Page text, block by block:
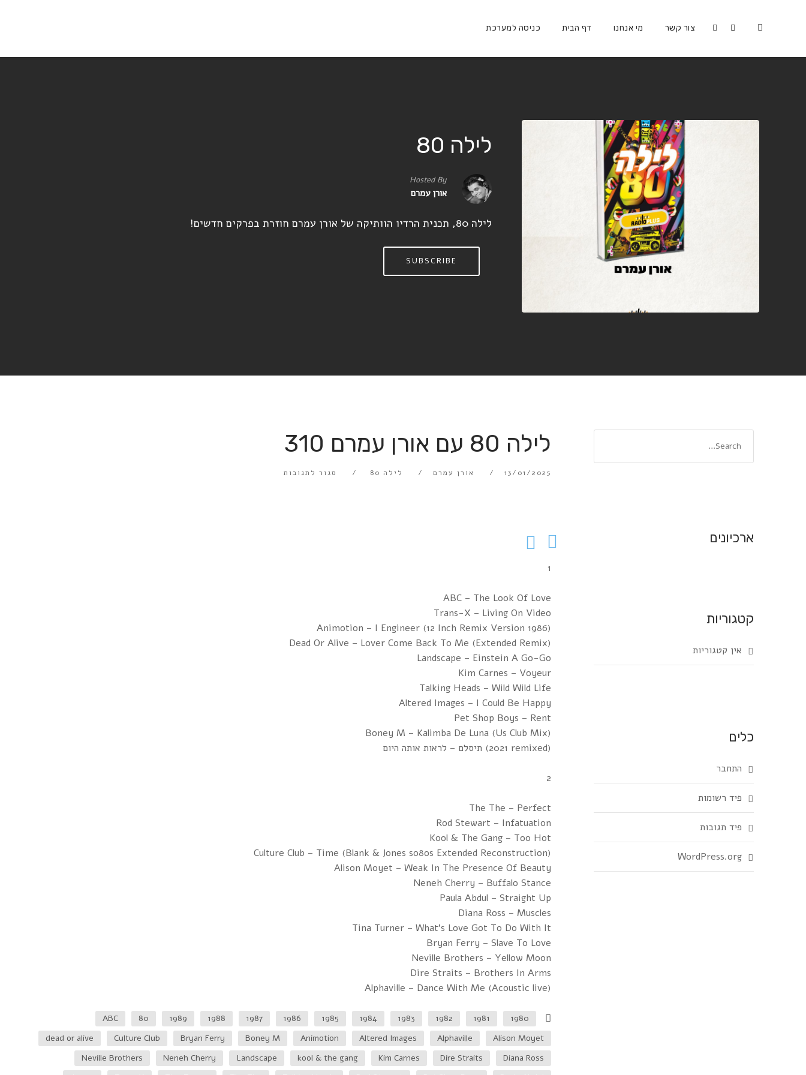
כניסה למערכת דף הבית מי אנחנו צור קשר
לילה 80
Hosted By
אורן עמרם
לילה 80, תכנית הרדיו הוותיקה של אורן עמרם חוזרת בפרקים חדשים!
SUBSCRIBE
לילה 80 עם אורן עמרם 310
13/01/2025 אורן עמרם לילה 80 סגור לתגובות
1
ABC – The Look Of Love
Trans-X – Living On Video
Animotion – I Engineer (12 Inch Remix Version 1986)
Dead Or Alive – Lover Come Back To Me (Extended Remix)
Landscape – Einstein A Go-Go
Kim Carnes – Voyeur
Talking Heads – Wild Wild Life
Altered Images – I Could Be Happy
Pet Shop Boys – Rent
Boney M – Kalimba De Luna (Us Club Mix)
תיסלם – לראות אותה היום (2021 remixed)
2
The The – Perfect
Rod Stewart – Infatuation
Kool & The Gang – Too Hot
Culture Club – Time (Blank & Jones so8os Extended Reconstruction)
Alison Moyet – Weak In The Presence Of Beauty
Neneh Cherry – Buffalo Stance
Paula Abdul – Straight Up
Diana Ross – Muscles
Tina Turner – What's Love Got To Do With It
Bryan Ferry – Slave To Love
Neville Brothers – Yellow Moon
Dire Straits – Brothers In Arms
Alphaville – Dance With Me (Acoustic live)
1980
1981
1982
1983
1984
1985
1986
1987
1988
1989
80
ABC
Alison Moyet
Alphaville
Altered Images
Animotion
Boney M
Bryan Ferry
Culture Club
dead or alive
Diana Ross
Dire Straits
Kim Carnes
kool & the gang
Landscape
Neneh Cherry
Neville Brothers
ארכיונים
קטגוריות
אין קטגוריות
כלים
התחבר
פיד רשומות
פיד תגובות
WordPress.org